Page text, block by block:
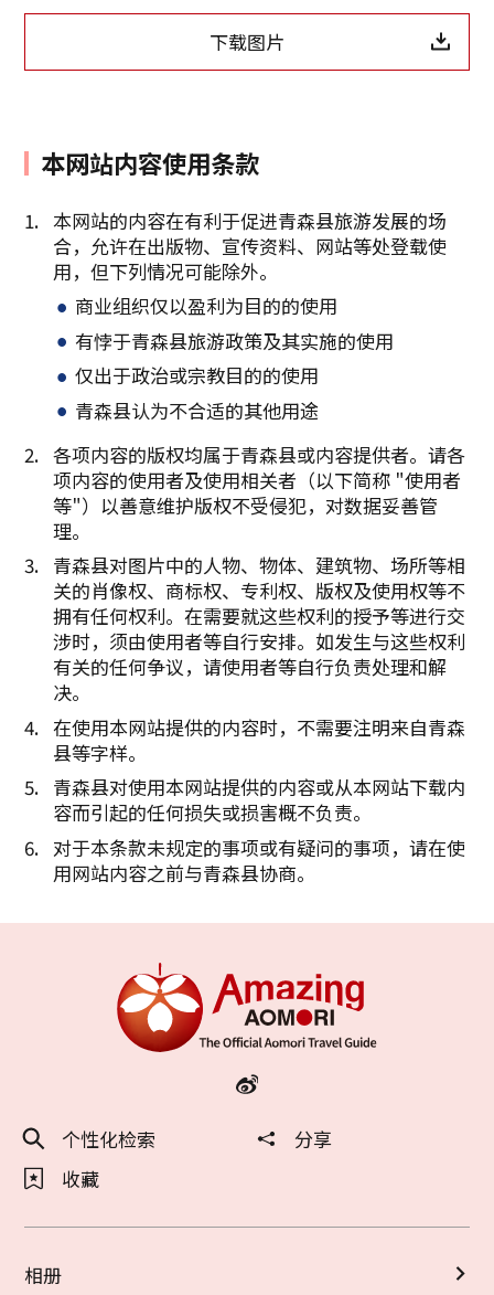
下载图片
本网站内容使用条款
本网站的内容在有利于促进青森县旅游发展的场
合，允许在出版物、宣传资料、网站等处登载使
用，但下列情况可能除外。
商业组织仅以盈利为目的的使用
有悖于青森县旅游政策及其实施的使用
仅出于政治或宗教目的的使用
青森县认为不合适的其他用途
各项内容的版权均属于青森县或内容提供者。请各
项内容的使用者及使用相关者（以下简称 "使用者
等"）以善意维护版权不受侵犯，对数据妥善管
理。
青森县对图片中的人物、物体、建筑物、场所等相
关的肖像权、商标权、专利权、版权及使用权等不
拥有任何权利。在需要就这些权利的授予等进行交
涉时，须由使用者等自行安排。如发生与这些权利
有关的任何争议，请使用者等自行负责处理和解
决。
在使用本网站提供的内容时，不需要注明来自青森
县等字样。
青森县对使用本网站提供的内容或从本网站下载内
容而引起的任何损失或损害概不负责。
对于本条款未规定的事项或有疑问的事项，请在使
用网站内容之前与青森县协商。
个性化检索
分享
收藏
相册
复制链接